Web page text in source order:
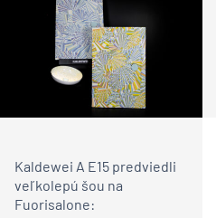
Kaldewei A E15 predviedli
veľkolepú šou na
Fuorisalone: